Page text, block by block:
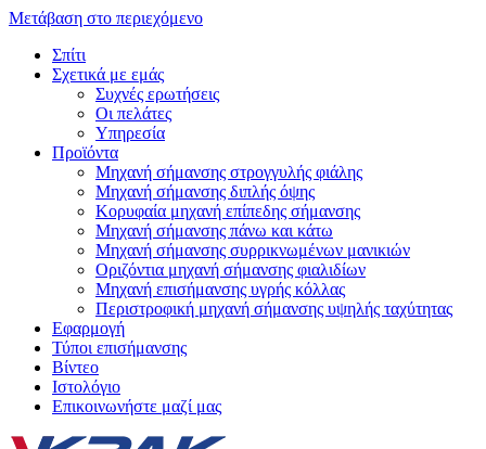
Μετάβαση στο περιεχόμενο
Σπίτι
Σχετικά με εμάς
Συχνές ερωτήσεις
Οι πελάτες
Υπηρεσία
Προϊόντα
Μηχανή σήμανσης στρογγυλής φιάλης
Μηχανή σήμανσης διπλής όψης
Κορυφαία μηχανή επίπεδης σήμανσης
Μηχανή σήμανσης πάνω και κάτω
Μηχανή σήμανσης συρρικνωμένων μανικιών
Οριζόντια μηχανή σήμανσης φιαλιδίων
Μηχανή επισήμανσης υγρής κόλλας
Περιστροφική μηχανή σήμανσης υψηλής ταχύτητας
Εφαρμογή
Τύποι επισήμανσης
Βίντεο
Ιστολόγιο
Επικοινωνήστε μαζί μας